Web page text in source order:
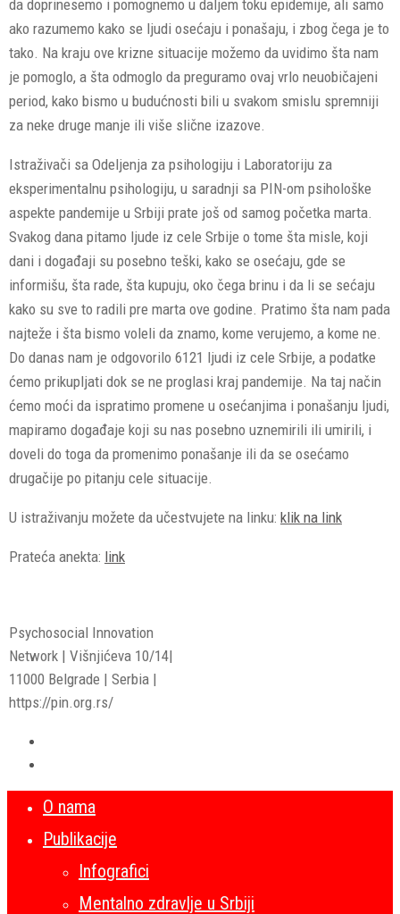
da doprinesemo i pomognemo u daljem toku epidemije, ali samo
ako razumemo kako se ljudi osećaju i ponašaju, i zbog čega je to
tako. Na kraju ove krizne situacije možemo da uvidimo šta nam
je pomoglo, a šta odmoglo da preguramo ovaj vrlo neuobičajeni
period, kako bismo u budućnosti bili u svakom smislu spremniji
za neke druge manje ili više slične izazove.
Istraživači sa Odeljenja za psihologiju i Laboratoriju za
eksperimentalnu psihologiju, u saradnji sa PIN-om psihološke
aspekte pandemije u Srbiji prate još od samog početka marta.
Svakog dana pitamo ljude iz cele Srbije o tome šta misle, koji
dani i događaji su posebno teški, kako se osećaju, gde se
informišu, šta rade, šta kupuju, oko čega brinu i da li se sećaju
kako su sve to radili pre marta ove godine. Pratimo šta nam pada
najteže i šta bismo voleli da znamo, kome verujemo, a kome ne.
Do danas nam je odgovorilo 6121 ljudi iz cele Srbije, a podatke
ćemo prikupljati dok se ne proglasi kraj pandemije. Na taj način
ćemo moći da ispratimo promene u osećanjima i ponašanju ljudi,
mapiramo događaje koji su nas posebno uznemirili ili umirili, i
doveli do toga da promenimo ponašanje ili da se osećamo
drugačije po pitanju cele situacije.
U istraživanju možete da učestvujete na linku: klik na link
Prateća anekta: link
Psychosocial Innovation
Network | Višnjićeva 10/14|
11000 Belgrade | Serbia |
https://pin.org.rs/
O nama
Publikacije
Infografici
Mentalno zdravlje u Srbiji